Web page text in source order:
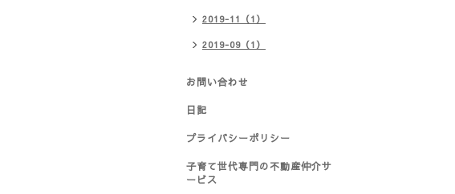
2019-11（1）
2019-09（1）
お問い合わせ
日記
プライバシーポリシー
子育て世代専門の不動産仲介サ
ービス